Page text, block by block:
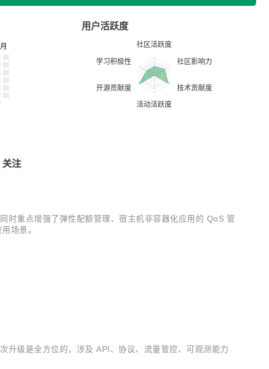
用户活跃度
关注
时重点增强了弹性配额管理、宿主机非容器化应用的 QoS 管
场景。
级是全方位的，涉及 API、协议、流量管控、可观测能力